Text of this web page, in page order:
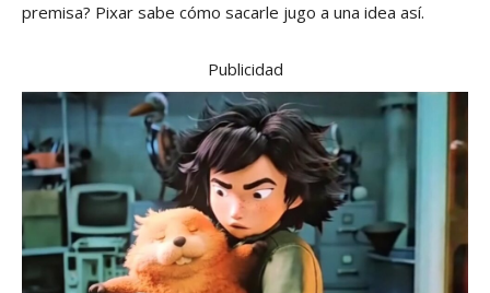
premisa? Pixar sabe cómo sacarle jugo a una idea así.
Publicidad